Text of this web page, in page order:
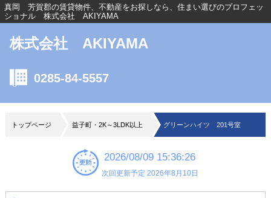
真岡 芳賀郡の賃貸物件、不動産をお探しなら、住まい選びのプロフェッ
ショナル 株式会社 AKIYAMA
株式会社 AKIYAMA
0285-84-5557
トップページ 益子町・2K～3LDK以上 グリーンハイツ 201号室
2026/08/09 15:36:26
次回更新予定 2026年8月10日